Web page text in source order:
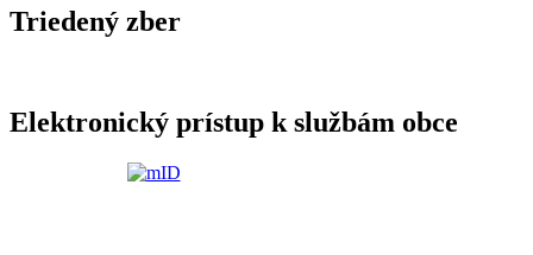
Triedený zber
Elektronický prístup k službám obce